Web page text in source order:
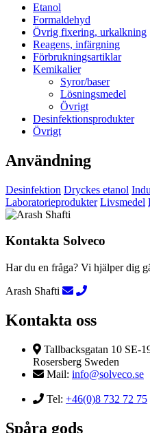
Etanol
Formaldehyd
Övrig fixering, urkalkning
Reagens, infärgning
Förbrukningsartiklar
Kemikalier
Syror/baser
Lösningsmedel
Övrigt
Desinfektionsprodukter
Övrigt
Användning
Desinfektion Dryckes etanol
Laboratorieprodukter Livsmedel
Kontakta Solveco
Har du en fråga? Vi hjälper dig
Arash Shafti
Kontakta oss
Tallbacksgatan 10 SE-
Rosersberg Sweden
Mail: info@solveco.se
Tel: +46(0)8 732 72 75
Spåra gods